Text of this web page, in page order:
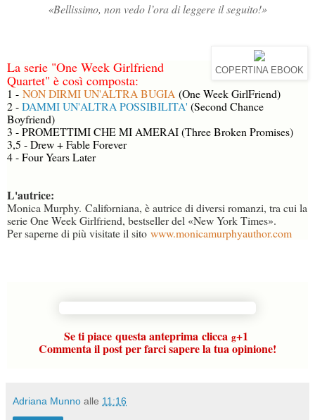
«Bellissimo, non vedo l’ora di leggere il seguito!»
COPERTINA EBOOK
La serie "One Week Girlfriend
Quartet" è così composta:
1 - NON DIRMI UN'ALTRA BUGIA (One Week GirlFriend)
2 -DAMMI UN'ALTRA POSSIBILITA' (Second Chance
Boyfriend)
3 - PROMETTIMI CHE MI AMERAI (Three Broken Promises)
3,5 - Drew + Fable Forever
4 - Four Years Later
L'autrice:
Monica Murphy. Californiana, è autrice di diversi romanzi, tra cui la
serie One Week Girlfriend, bestseller del «New York Times».
Per saperne di più visitate il sito www.monicamurphyauthor.com
Se ti piace questa anteprimaclicca g+1
Commenta il post per farci sapere la tua opinione!
Adriana Munno alle 11:16